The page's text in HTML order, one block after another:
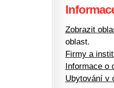
Zobrazit
oblast.
Firmy a
Informace o
Ubytování v